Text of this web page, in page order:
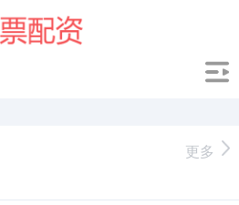
更多